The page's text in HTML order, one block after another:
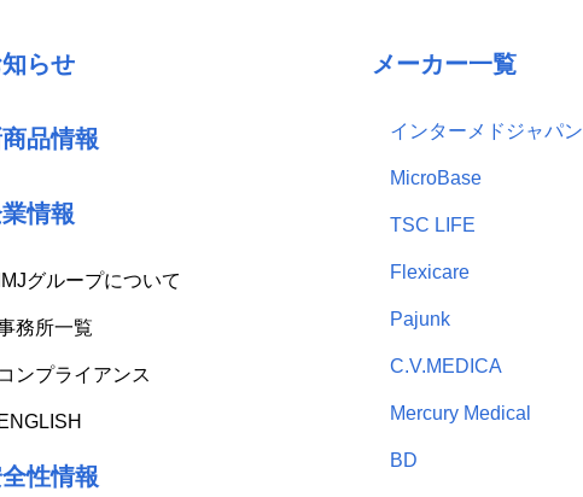
らせ
品情報
情報
IMJグループについて
務所一覧
コンプライアンス
ENGLISH
性情報
メーカー一覧
インターメドジャパン
MicroBase
TSC LIFE
Flexicare
Pajunk
C.V.MEDICA
Mercury Medical
BD